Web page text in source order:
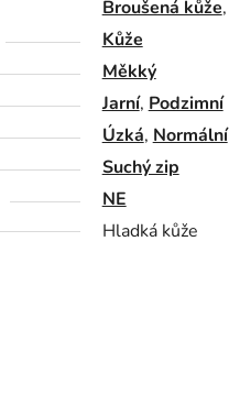
Broušená kůže,
Kůže
Měkký
Jarní, Podzimní
Úzká, Normální
Suchý zip
NE
Hladká kůže